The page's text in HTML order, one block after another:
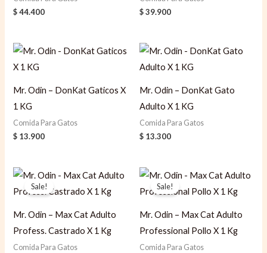
$44.400 $39.900
Mr. Odin – DonKat Gaticos X
1 KG
Comida Para Gatos
$ 13.900
Mr. Odin – DonKat Gato
Adulto X 1 KG
Comida Para Gatos
$ 13.300
Sale!
Mr. Odin – Max Cat Adulto
Profess. Castrado X 1 Kg
Comida Para Gatos
Original
price
was:
Current
price
is:
Sale!
Mr. Odin – Max Cat Adulto
Professional Pollo X 1 Kg
Comida Para Gatos
Original
price
was:
Current
price
is: